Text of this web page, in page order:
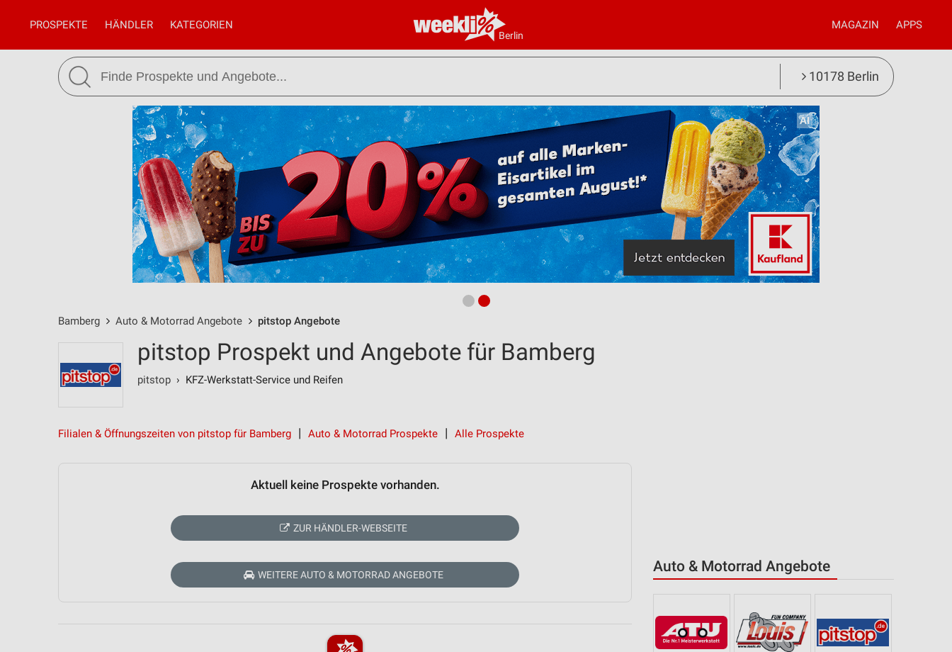
Berlin
PROSPEKTE HÄNDLER KATEGORIEN MAGAZIN APPS
10178 Berlin
Bamberg Auto & Motorrad Angebote pitstop Angebote
Auto & Motorrad Angebote
pitstop Prospekt und Angebote für Bamberg
pitstop › KFZ-Werkstatt-Service und Reifen
Filialen & Öffnungszeiten von pitstop für Bamberg Auto & Motorrad Prospekte Alle Prospekte
Aktuell keine Prospekte vorhanden.
ZUR HÄNDLER-WEBSEITE
WEITERE AUTO & MOTORRAD ANGEBOTE